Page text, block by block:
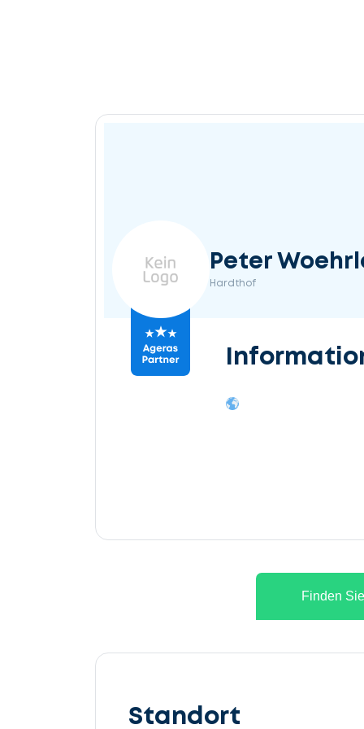
Peter
Hardthof
Finden
Standort
Lassen